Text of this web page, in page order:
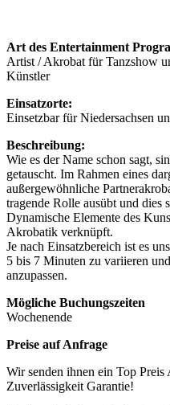
Art des Entertainment
Artist / Akrobat für Tanzshow
Künstler
Einsatzorte:
Einsetzbar für Niedersachsen
Beschreibung:
Wie es der Name schon sagt,
getauscht. Im Rahmen eines
außergewöhnliche
tragende Rolle ausübt und dies
Dynamische Elemente des
Akrobatik verknüpft.
Je nach Einsatzbereich ist es
5 bis 7 Minuten zu variieren
anzupassen.
Mögliche Buchungszeiten
Wochenende
Preise auf Anfrage
Wir senden ihnen ein Top
Zuverlässigkeit Garantie!